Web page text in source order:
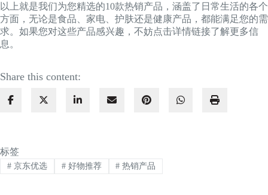
以上就是我们为您精选的10款热销产品，涵盖了日常生活的各个
方面，无论是食品、家电、护肤还是健康产品，都能满足您的需
求。如果您对这些产品感兴趣，不妨点击详情链接了解更多信
息。
Share this content:
标签
#京东优选 #好物推荐 # 热销产品